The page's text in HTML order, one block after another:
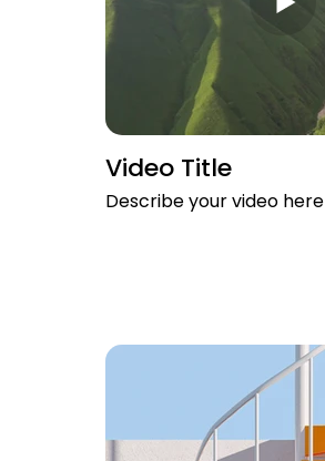
Video Title
Describe your video here